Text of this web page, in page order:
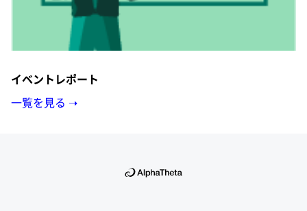
イベントレポート
一覧を見る ➝